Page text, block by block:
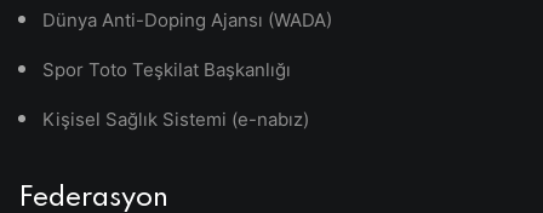
Dünya Anti-Doping Ajansı (WADA)
Spor Toto Teşkilat Başkanlığı
Kişisel Sağlık Sistemi (e-nabız)
Federasyon